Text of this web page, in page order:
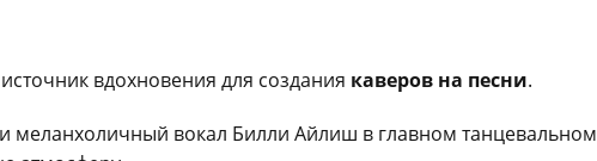
вдохновения для создания каверов на песни.
вокал Билли Айлиш в главном танцевальном